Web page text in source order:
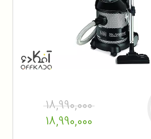
18,990,000
18,990,000